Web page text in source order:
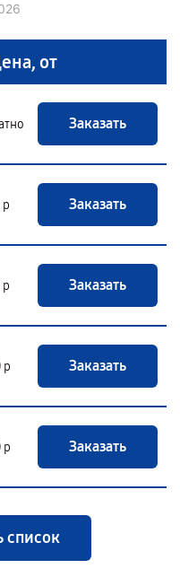
от
Заказать
Заказать
Заказать
р Заказать
р Заказать
список